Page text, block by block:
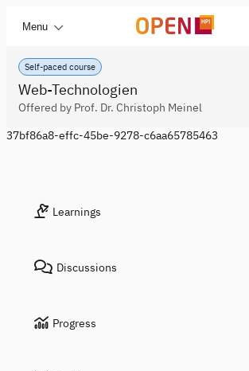
Menu
Self-paced course
Web-Technologien
Offered by Prof. Dr. Christoph Meinel
37bf86a8-effc-45be-9278-c6aa65785463
Learnings
Discussions
Progress